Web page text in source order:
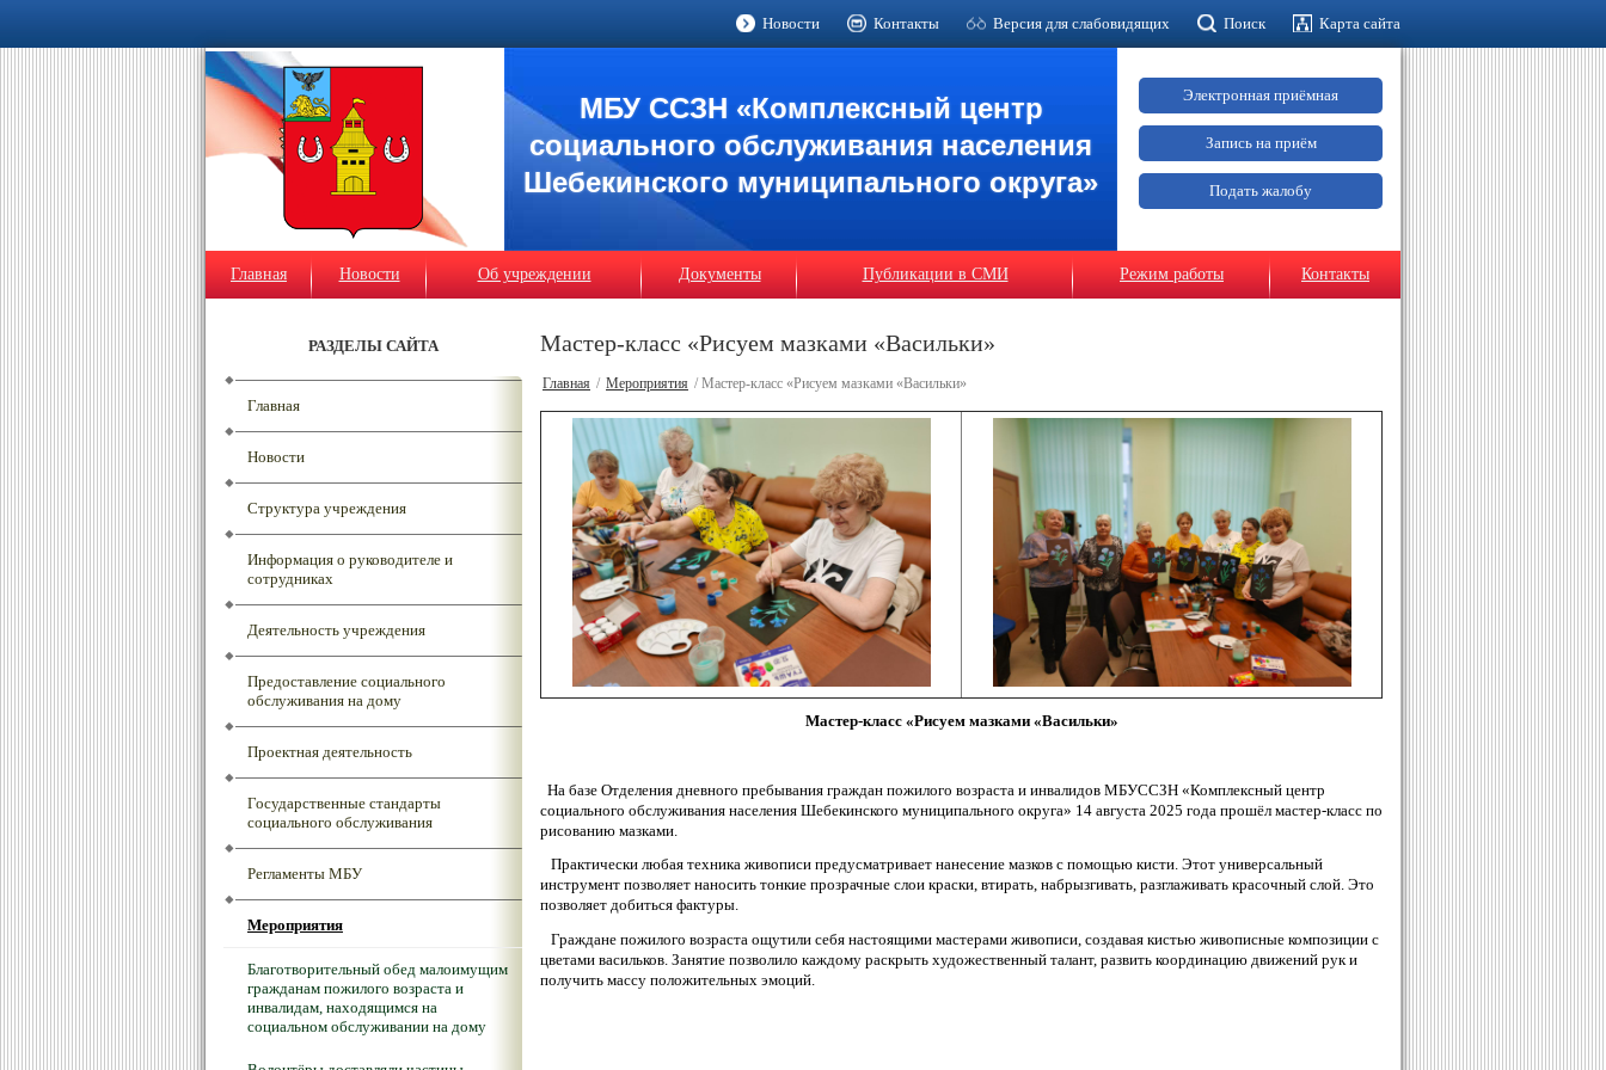
Новости Контакты Версия для слабовидящих Поиск Карта сайта
МБУ ССЗН «Комплексный центр
социального обслуживания населения
Шебекинского муниципального округа»
Электронная приёмная
Запись на приём
Подать жалобу
Главная Новости Об учреждении Документы Публикации в СМИ Режим работы Контакты
РАЗДЕЛЫ САЙТА
Главная
Новости
Структура учреждения
Информация о руководителе и
сотрудниках
Деятельность учреждения
Предоставление социального
обслуживания на дому
Проектная деятельность
Государственные стандарты
социального обслуживания
Регламенты МБУ
Мероприятия
Благотворительный обед малоимущим
гражданам пожилого возраста и
инвалидам, находящимся на
социальном обслуживании на дому
Мастер-класс «Рисуем мазками «Васильки»
Главная / Мероприятия / Мастер-класс «Рисуем мазками «Васильки»
Мастер-класс «Рисуем мазками «Васильки»
На базе Отделения дневного пребывания граждан пожилого возраста и инвалидов МБУССЗН «Комплексный центр
социального обслуживания населения Шебекинского муниципального округа» 14 августа 2025 года прошёл мастер-класс по
рисованию мазками.
Практически любая техника живописи предусматривает нанесение мазков с помощью кисти. Этот универсальный
инструмент позволяет наносить тонкие прозрачные слои краски, втирать, набрызгивать, разглаживать красочный слой. Это
позволяет добиться фактуры.
Граждане пожилого возраста ощутили себя настоящими мастерами живописи, создавая кистью живописные композиции с
цветами васильков. Занятие позволило каждому раскрыть художественный талант, развить координацию движений рук и
получить массу положительных эмоций.